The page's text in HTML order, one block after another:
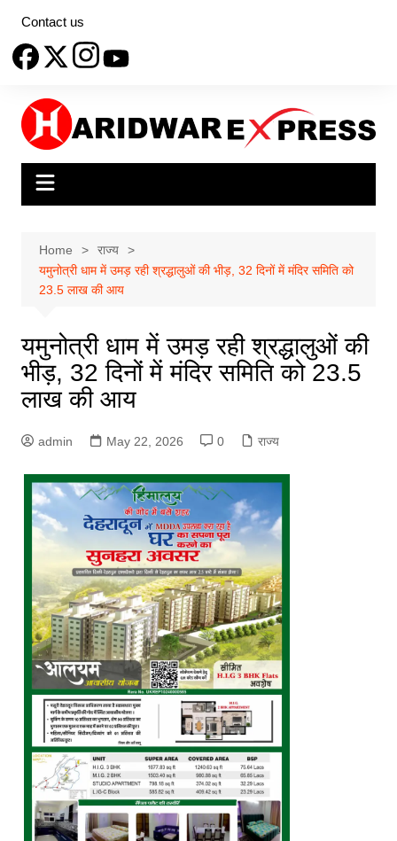
content
Contact us
Home
राज्य
यमुनोत्री धाम में उमड़ रही श्रद्धालुओं की भीड़, 32 दिनों में मंदिर समिति को
23.5 लाख की आय
यमुनोत्री धाम में उमड़ रही श्रद्धालुओं की
भीड़, 32 दिनों में मंदिर समिति को 23.5
लाख की आय
admin May 22, 2026 0 राज्य